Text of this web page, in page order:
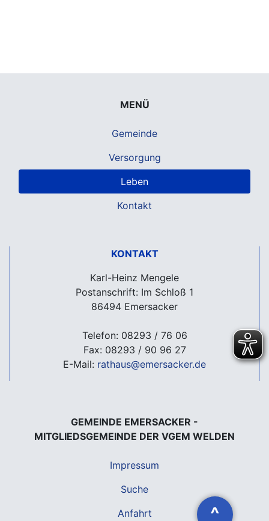
^
MENÜ
Gemeinde
Versorgung
Leben
Kontakt
KONTAKT
Karl-Heinz Mengele
Postanschrift: Im Schloß 1
86494 Emersacker
Telefon: 08293 / 76 06
Fax: 08293 / 90 96 27
E-Mail: rathaus@emersacker.de
GEMEINDE EMERSACKER -
MITGLIEDSGEMEINDE DER VGEM WELDEN
Impressum
Suche
Anfahrt